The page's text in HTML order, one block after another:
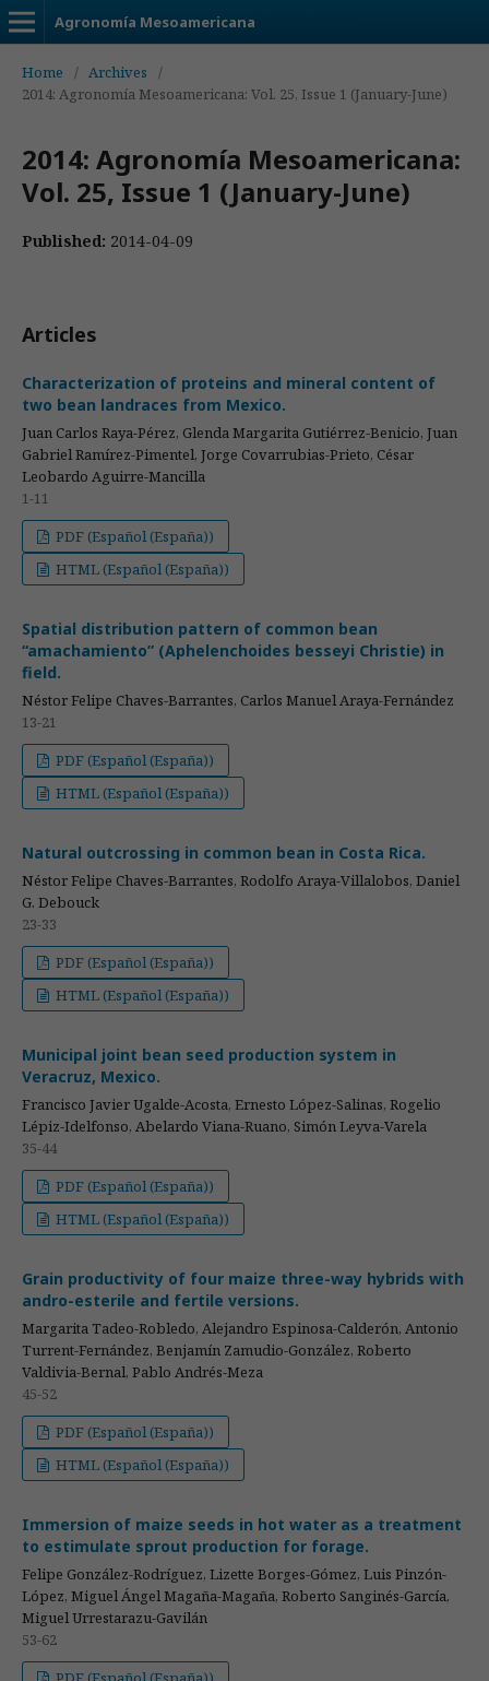
Agronomía Mesoamericana
Home / Archives
/
2014: Agronomía Mesoamericana: Vol. 25, Issue 1 (January-June)
2014: Agronomía Mesoamericana:
Vol. 25, Issue 1 (January-June)
Published: 2014-04-09
Articles
Characterization of proteins and mineral content of
two bean landraces from Mexico.
Juan Carlos Raya-Pérez, Glenda Margarita Gutiérrez-Benicio, Juan
Gabriel Ramírez-Pimentel, Jorge Covarrubias-Prieto, César
Leobardo Aguirre-Mancilla
1-11
PDF (Español (España))
HTML (Español (España))
Spatial distribution pattern of common bean
“amachamiento” (Aphelenchoides besseyi Christie) in
field.
Néstor Felipe Chaves-Barrantes, Carlos Manuel Araya-Fernández
13-21
PDF (Español (España))
HTML (Español (España))
Natural outcrossing in common bean in Costa Rica.
Néstor Felipe Chaves-Barrantes, Rodolfo Araya-Villalobos, Daniel
G. Debouck
23-33
PDF (Español (España))
HTML (Español (España))
Municipal joint bean seed production system in
Veracruz, Mexico.
Francisco Javier Ugalde-Acosta, Ernesto López-Salinas, Rogelio
Lépiz-Idelfonso, Abelardo Viana-Ruano, Simón Leyva-Varela
35-44
PDF (Español (España))
HTML (Español (España))
Grain productivity of four maize three-way hybrids with
andro-esterile and fertile versions.
Margarita Tadeo-Robledo, Alejandro Espinosa-Calderón, Antonio
Turrent-Fernández, Benjamín Zamudio-González, Roberto
Valdivia-Bernal, Pablo Andrés-Meza
45-52
PDF (Español (España))
HTML (Español (España))
Immersion of maize seeds in hot water as a treatment
to estimulate sprout production for forage.
Felipe González-Rodríguez, Lizette Borges-Gómez, Luis Pinzón-
López, Miguel Ángel Magaña-Magaña, Roberto Sanginés-García,
Miguel Urrestarazu-Gavilán
53-62